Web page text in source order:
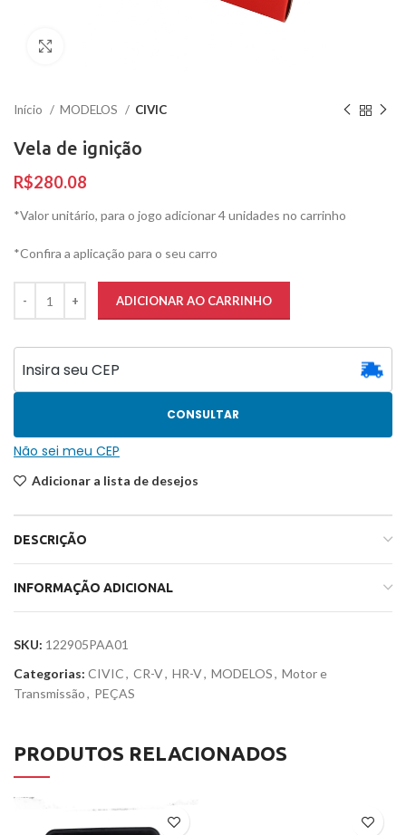
Início MODELOS CIVIC
Vela de ignição
R$
*Valor unitário, para o jogo adicionar 4 unidades no carrinho
*Confira a aplicação para o seu carro
ADICIONAR AO CARRINHO
CONSULTAR
Não sei meu CEP
Adicionar a lista de desejos
DESCRIÇÃO
INFORMAÇÃO ADICIONAL
SKU: 122905PAA01
Categorias: CIVIC, CR-V, HR-V, MODELOS, Motor e
Transmissão, PEÇAS
PRODUTOS RELACIONADOS